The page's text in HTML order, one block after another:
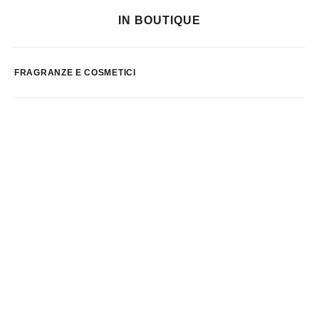
IN BOUTIQUE
FRAGRANZE E COSMETICI